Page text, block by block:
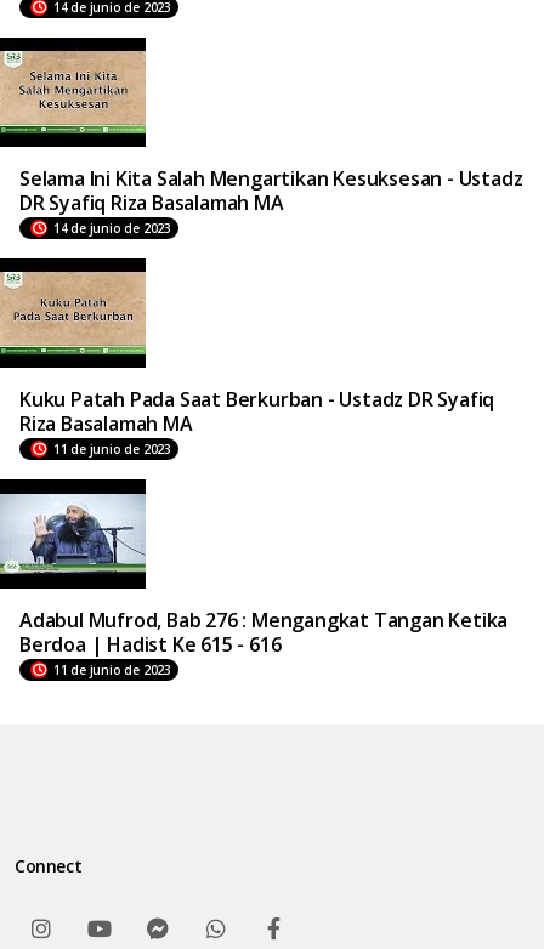
14 de junio de 2023
Selama Ini Kita Salah Mengartikan Kesuksesan - Ustadz
DR Syafiq Riza Basalamah MA
14 de junio de 2023
Kuku Patah Pada Saat Berkurban - Ustadz DR Syafiq
Riza Basalamah MA
11 de junio de 2023
Adabul Mufrod, Bab 276 : Mengangkat Tangan Ketika
Berdoa | Hadist Ke 615 - 616
11 de junio de 2023
Connect